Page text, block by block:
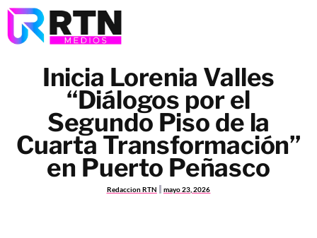
Inicia Lorenia Valles
“Diálogos por el
Segundo Piso de la
Cuarta Transformación”
en Puerto Peñasco
Redaccion RTN mayo 23, 2026